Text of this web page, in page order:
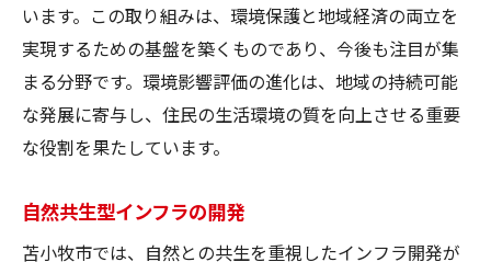
います。この取り組みは、環境保護と地域経済の両立を
実現するための基盤を築くものであり、今後も注目が集
まる分野です。環境影響評価の進化は、地域の持続可能
な発展に寄与し、住民の生活環境の質を向上させる重要
な役割を果たしています。
自然共生型インフラの開発
苫小牧市では、自然との共生を重視したインフラ開発が